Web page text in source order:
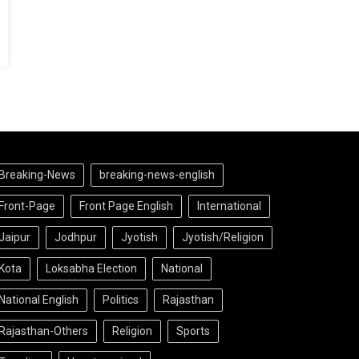
News breaking-news-english
Page Front Page English International
Jodhpur Jyotish Jyotish/Religion
Loksabha Election National
English Politics Rajasthan
Others Religion Sports